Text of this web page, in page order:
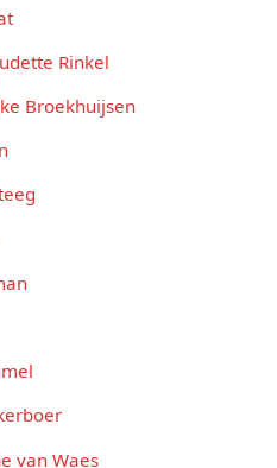
Rinkel
Broekhuijsen
van Waes